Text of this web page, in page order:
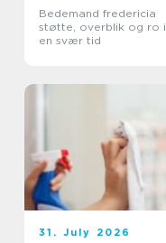
Bedemand fredericia
støtte, overblik og ro i
en svær tid
31. July 2026